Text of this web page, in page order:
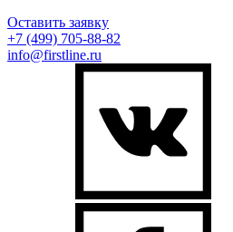
Оставить заявку
+7 (499) 705-88-82
info@firstline.ru